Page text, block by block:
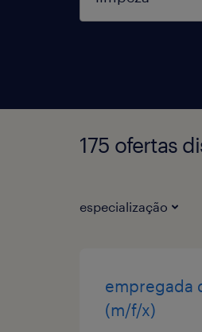
175 ofertas
especialização
empregada
(m/f/x)